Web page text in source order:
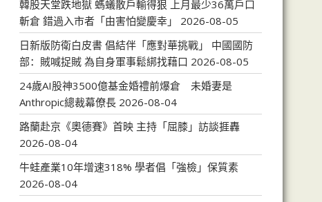
韓股天堂跌地獄 螞蟻散戶輸得狠 上月最少36萬戶口
斬倉 錯過入市者「由害怕變慶幸」
2026-08-05
日新版防衛白皮書 倡結伴「應對華挑戰」 中國國防
部：賊喊捉賊 為自身軍事鬆綁找藉口 2026-08-05
24歲AI股神3500億基金婚禮前爆倉 未婚妻是
Anthropic總裁幕僚長 2026-08-04
路蘭赴京《奧德賽》首映 主持「屈膝」訪談捱轟
2026-08-04
牛蛙產業10年增速318% 學者倡「強檢」保質素
2026-08-04